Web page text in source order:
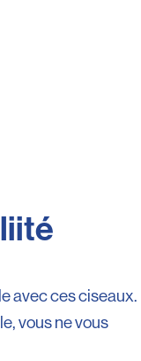
avec ces ciseaux.
vous ne vous